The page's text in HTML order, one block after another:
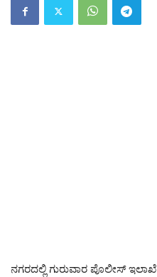
ನಗರದಲ್ಲಿ ಗುರುವಾರ ಪೊಲೀಸ್